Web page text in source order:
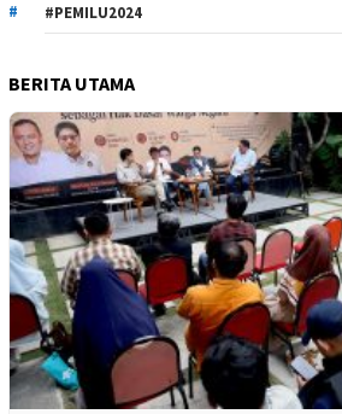
#PEMILU2024
BERITA UTAMA